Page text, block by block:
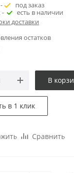
под заказ
-
есть в наличии
доставки
остатков
В
в 1 клик
Сравнить